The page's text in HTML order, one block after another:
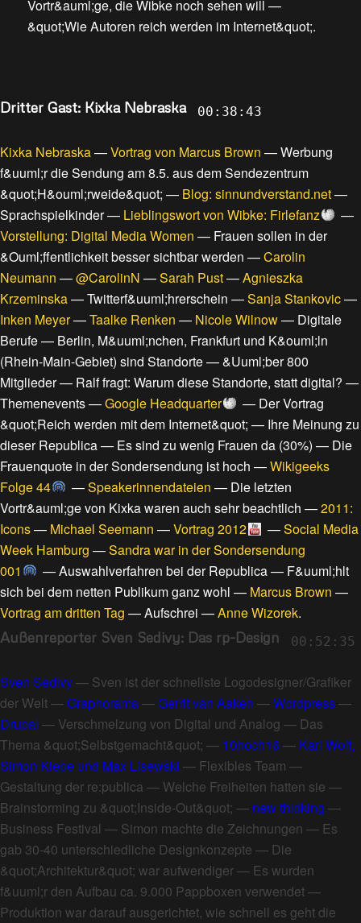
Vortr&auml;ge, die Wibke noch sehen will —
&quot;Wie Autoren reich werden im Internet&quot;.
Dritter Gast: Kixka Nebraska 00:38:43
Kixka Nebraska—Vortrag von Marcus Brown —Werbung
f&uuml;r die Sendung am 8.5. aus dem Sendezentrum
&quot;H&ouml;rweide&quot; — Blog: sinnundverstand.net—
Sprachspielkinder— Lieblingswort von Wibke: Firlefanz
—
Vorstellung: Digital Media Women — Frauen sollen in der
&Ouml;ffentlichkeit besser sichtbar werden —Carolin
Neumann —@CarolinN —Sarah Pust—Agnieszka
Krzeminska—Twitterf&uuml;hrerschein —Sanja Stankovic—
Inken Meyer—Taalke Renken — Nicole Wilnow— Digitale
Berufe— Berlin, M&uuml;nchen, Frankfurt und K&ouml;ln
(Rhein-Main-Gebiet) sind Standorte—&Uuml;ber 800
Mitglieder— Ralf fragt: Warum diese Standorte, statt digital? —
Themenevents—Google Headquarter — Der Vortrag
&quot;Reich werden mit dem Internet&quot; — Ihre Meinung zu
dieser Republica— Es sind zu wenig Frauen da (30%) — Die
Frauenquote in der Sondersendung ist hoch —Wikigeeks
Folge 44
—Speakerinnendateien — Die letzten
Vortr&auml;ge von Kixka waren auch sehr beachtlich —2011:
Icons— Michael Seemann —Vortrag 2012 —Social Media
Week Hamburg —Sandra war in der Sondersendung
001
—Auswahlverfahren bei der Republica— F&uuml;hlt
sich bei dem netten Publikum ganz wohl — Marcus Brown —
Vortrag am dritten Tag —Aufschrei —Anne Wizorek.
Außenreporter Sven Sedivy: Das rp-Design 00:52:35
Sven Sedivy— Sven ist der schnellste Logodesigner/Grafiker
der Welt—Graphorama—Gerrit van Aaken —Wordpress—
Drupal — Verschmelzung von Digital und Analog — Das
Thema &quot;Selbstgemacht&quot; — 10hoch16— Kari Wolf,
Simon Kiepe und Max Lisewski — Flexibles Team —
Gestaltung der re:publica — Welche Freiheiten hatten sie —
Brainstorming zu &quot;Inside-Out&quot; — new thinking —
Business Festival — Simon machte die Zeichnungen — Es
gab 30-40 unterschiedliche Designkonzepte — Die
&quot;Architektur&quot; war aufwendiger— Es wurden
f&uuml;r den Aufbau ca. 9.000 Pappboxen verwendet—
Produktion war darauf ausgerichtet, wie schnell es geht die